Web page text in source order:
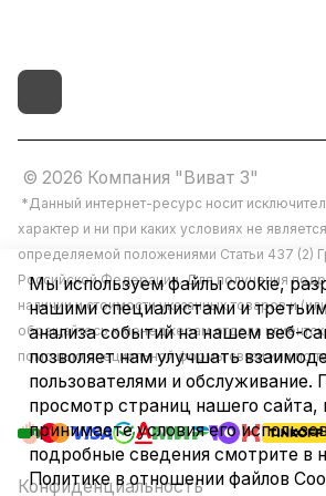
© 2026 Компания "Виват 3"
*Данный интернет-ресурс носит
характер и ни при каких условиях не
определяемой положениями Статьи 437 (2)
Российской Федерации. Для получения
наличии и стоимости указанных товаров и
обращайтесь к менеджерам отдела
помощью специальной формы связи или по
Конфиденциальность
Мы используем файлы cookie,
нашими специалистами и
анализа событий на нашем веб-
позволяет нам улучшать
пользователями и обслуживание.
просмотр страниц нашего сайта,
принимаете условия его
подробные сведения смотрите в
Политике в отношении файлов